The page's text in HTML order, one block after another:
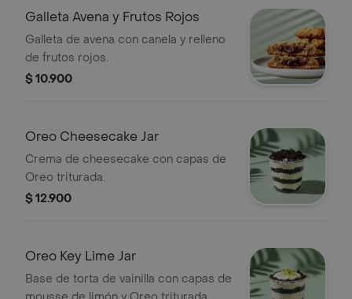
Galleta Avena y Frutos Rojos
Galleta de avena con canela y relleno
de frutos rojos.
$ 10.900
Oreo Cheesecake Jar
Crema de cheesecake con capas de
Oreo triturada.
$ 12.900
Oreo Key Lime Jar
Base de torta de vainilla con capas de